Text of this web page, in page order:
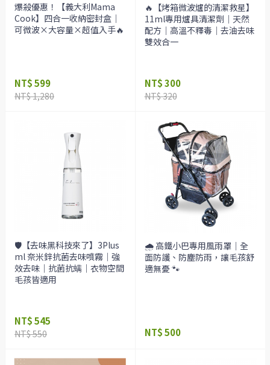
爆殺優惠！【義大利Mama
Cook】四合一收納密封盒｜
可微波×大容量×超值入手🔥
NT$ 599
NT$ 1,280
🔥【烤箱微波爐的清潔救星】
11ml專用爐具清潔劑｜天然
配方｜高溫不釋毒｜去油去味
雙效合一
NT$ 300
NT$ 320
🛡️【去味黑科技來了】3Plus
ml 奈米鋅抗菌去味噴霧｜強
效去味｜抗菌抗螨｜衣物空間
毛孩皆適用
NT$ 545
NT$ 550
🌧️ 高鐵小巴專用風雨罩｜全
面防護、防塵防雨，讓毛孩舒
適無憂 🐾
NT$ 500